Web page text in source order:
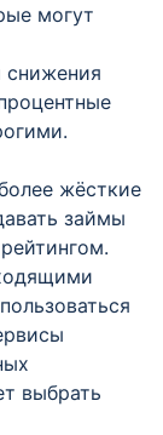
могут
снижения
жёсткие
займы
выбрать